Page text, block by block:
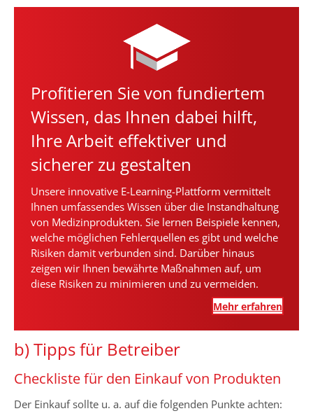
Profitieren Sie von fundiertem
Wissen, das Ihnen dabei hilft,
Ihre Arbeit effektiver und
sicherer zu gestalten
Unsere innovative E-Learning-Plattform vermittelt
Ihnen umfassendes Wissen über die Instandhaltung
von Medizinprodukten. Sie lernen Beispiele kennen,
welche möglichen Fehlerquellen es gibt und welche
Risiken damit verbunden sind. Darüber hinaus
zeigen wir Ihnen bewährte Maßnahmen auf, um
diese Risiken zu minimieren und zu vermeiden.
Mehr erfahren
b) Tipps für Betreiber
Checkliste für den Einkauf von Produkten
Der Einkauf sollte u. a. auf die folgenden Punkte achten: